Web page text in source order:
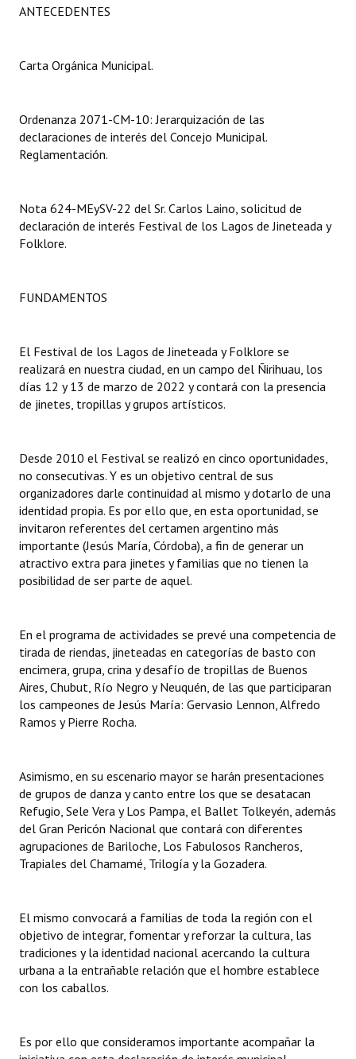
Constitución Provincial
Digesto
Organigrama
Informes de Gestión
Proyectos Presentados
Informes de Unidad Coordinadora
Ejecución Presupuestaria
Actas de Audiencias Públicas
Comunicaciones
Declaraciones
Resoluciones
Resoluciones de Presidencia
Antiguos Pobladores
Noticias Destacadas
Registros y Distinciones
Premio al Mérito - Registro
Audiencias Públicas - Registro
Mujeres que Dejaron Huellas - Registro
Ciudadano Ilustre - Registro
Banca del Vecino - Registro
Huéspedes de Honor - Registro
Reconocimientos - Registro
ANTECEDENTES
Carta Orgánica Municipal.
Ordenanza 2071-CM-10: Jerarquización de las
declaraciones de interés del Concejo Municipal.
Reglamentación.
Nota 624-MEySV-22 del Sr. Carlos Laino, solicitud de
declaración de interés Festival de los Lagos de Jineteada y
Folklore.
FUNDAMENTOS
El Festival de los Lagos de Jineteada y Folklore se
realizará en nuestra ciudad, en un campo del Ñirihuau, los
días 12 y 13 de marzo de 2022 y contará con la presencia
de jinetes, tropillas y grupos artísticos.
Desde 2010 el Festival se realizó en cinco oportunidades,
no consecutivas. Y es un objetivo central de sus
organizadores darle continuidad al mismo y dotarlo de una
identidad propia. Es por ello que, en esta oportunidad, se
invitaron referentes del certamen argentino más
importante (Jesús María, Córdoba), a fin de generar un
atractivo extra para jinetes y familias que no tienen la
posibilidad de ser parte de aquel.
En el programa de actividades se prevé una competencia de
tirada de riendas, jineteadas en categorías de basto con
encimera, grupa, crina y desafío de tropillas de Buenos
Aires, Chubut, Río Negro y Neuquén, de las que participaran
los campeones de Jesús María: Gervasio Lennon, Alfredo
Ramos y Pierre Rocha.
Asimismo, en su escenario mayor se harán presentaciones
de grupos de danza y canto entre los que se desatacan
Refugio, Sele Vera y Los Pampa, el Ballet Tolkeyén, además
del Gran Pericón Nacional que contará con diferentes
agrupaciones de Bariloche, Los Fabulosos Rancheros,
Trapiales del Chamamé, Trilogía y la Gozadera.
El mismo convocará a familias de toda la región con el
objetivo de integrar, fomentar y reforzar la cultura, las
tradiciones y la identidad nacional acercando la cultura
urbana a la entrañable relación que el hombre establece
con los caballos.
Es por ello que consideramos importante acompañar la